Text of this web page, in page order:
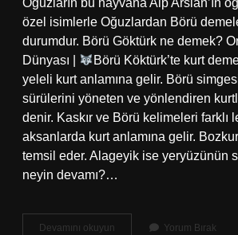
Oğuzların bu hayvana Alp Arslan’ın
özel isimlerle Oğuzlardan Börü
durumdur. Börü Göktürk ne demek?
Dünyası |
Börü Köktürk’te kurt
yeleli kurt anlamına gelir. Börü
sürülerini yöneten ve yönlendiren
denir. Kaskır ve Börü kelimeleri farklı
aksanlarda kurt anlamına gelir.
temsil eder. Alageyik ise yeryüzünün
neyin devamı?…
Devamını okuyun Yorum Bırak